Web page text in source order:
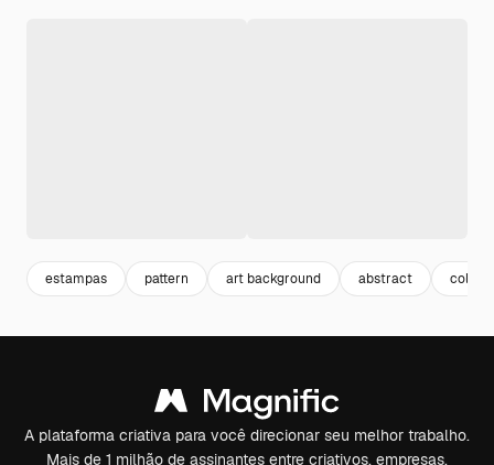
estampas pattern art background abstract
A plataforma criativa para você direcionar seu melhor trabalho.
Mais de 1 milhão de assinantes entre criativos, empresas,